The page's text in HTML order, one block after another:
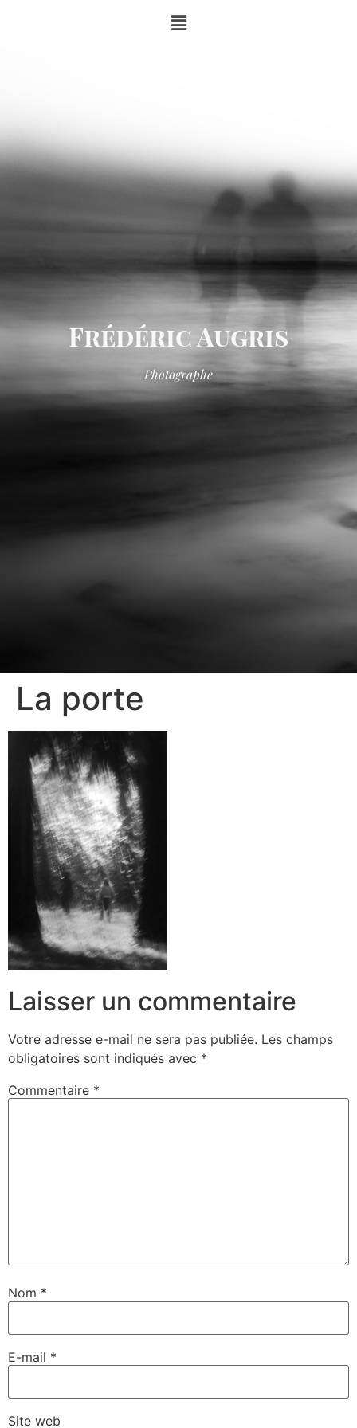
Frédéric Augris
Photographe
La porte
Laisser un commentaire
Votre adresse e-mail ne sera pas publiée. Les champs
obligatoires sont indiqués avec *
Commentaire *
Nom *
E-mail *
Site web